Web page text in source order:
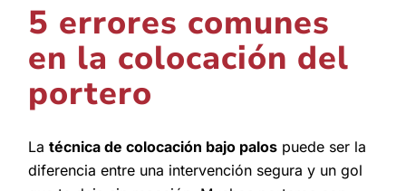
5 errores comunes
en la colocación del
portero
Latécnica de colocación bajo palos puede ser la
diferencia entre una intervención segura y un gol